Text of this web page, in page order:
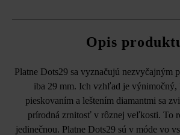
Opis
Platne Dots29 sa vyznačujú nezvyčajným
iba 29 mm. Ich vzhľad je výnimočný,
pieskovaním a leštením diamantmi sa
prírodná zrnitosť v rôznej veľkosti. To
jedinečnou. Platne Dots29 sú v móde vo